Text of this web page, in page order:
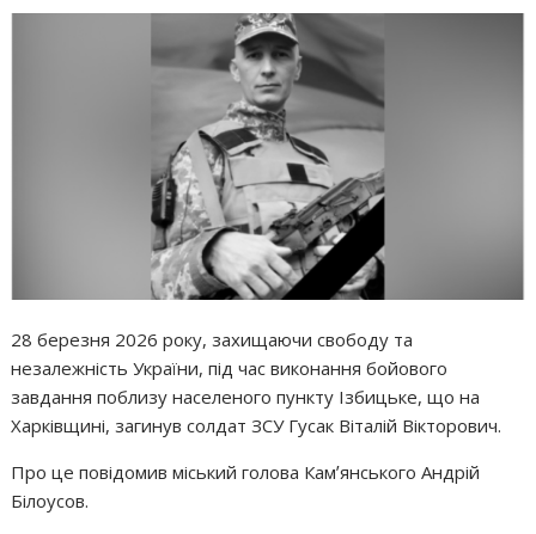
28 березня 2026 року, захищаючи свободу та
незалежність України, під час виконання бойового
завдання поблизу населеного пункту Ізбицьке, що на
Харківщині, загинув солдат ЗСУ Гусак Віталій Вікторович.
Про це повідомив міський голова Камʼянського Андрій
Білоусов.